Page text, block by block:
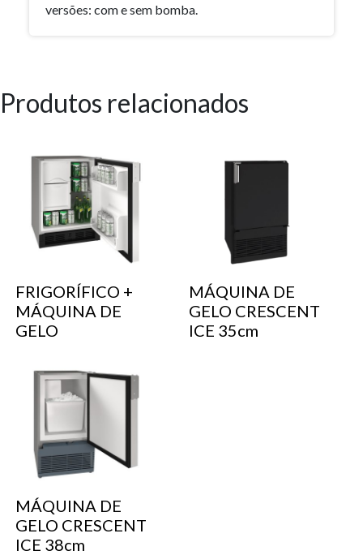
versões: com e sem bomba.
Produtos relacionados
FRIGORÍFICO +
MÁQUINA DE
GELO
MÁQUINA DE
GELO CRESCENT
ICE 35cm
MÁQUINA DE
GELO CRESCENT
ICE 38cm